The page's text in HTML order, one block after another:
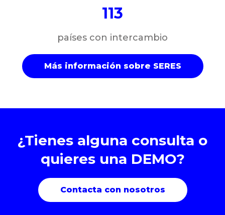
113
países con intercambio
Más información sobre SERES
¿Tienes alguna consulta o
quieres una DEMO?
Contacta con nosotros